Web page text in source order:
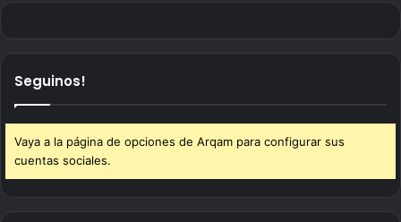
Seguinos!
Vaya a la página de opciones de Arqam para configurar sus
cuentas sociales.